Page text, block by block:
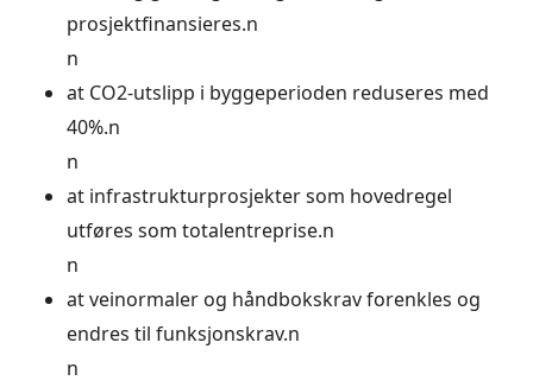
prosjektfinansieres.n
n
at CO2-utslipp i byggeperioden reduseres med
40%.n
n
at infrastrukturprosjekter som hovedregel
utføres som totalentreprise.n
n
at veinormaler og håndbokskrav forenkles og
endres til funksjonskrav.n
n